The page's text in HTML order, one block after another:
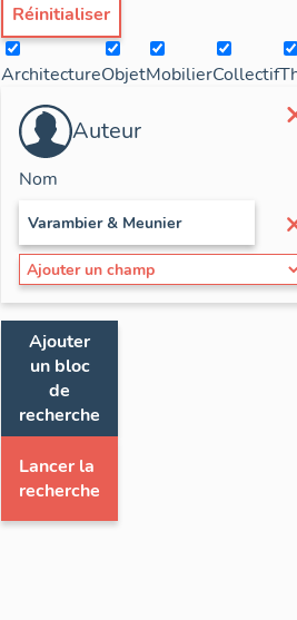
Réinitialiser
ArchitectureObjetMobilierCollectif
Auteur
Nom
Ajouter
un bloc
de
recherche
Lancer la
recherche